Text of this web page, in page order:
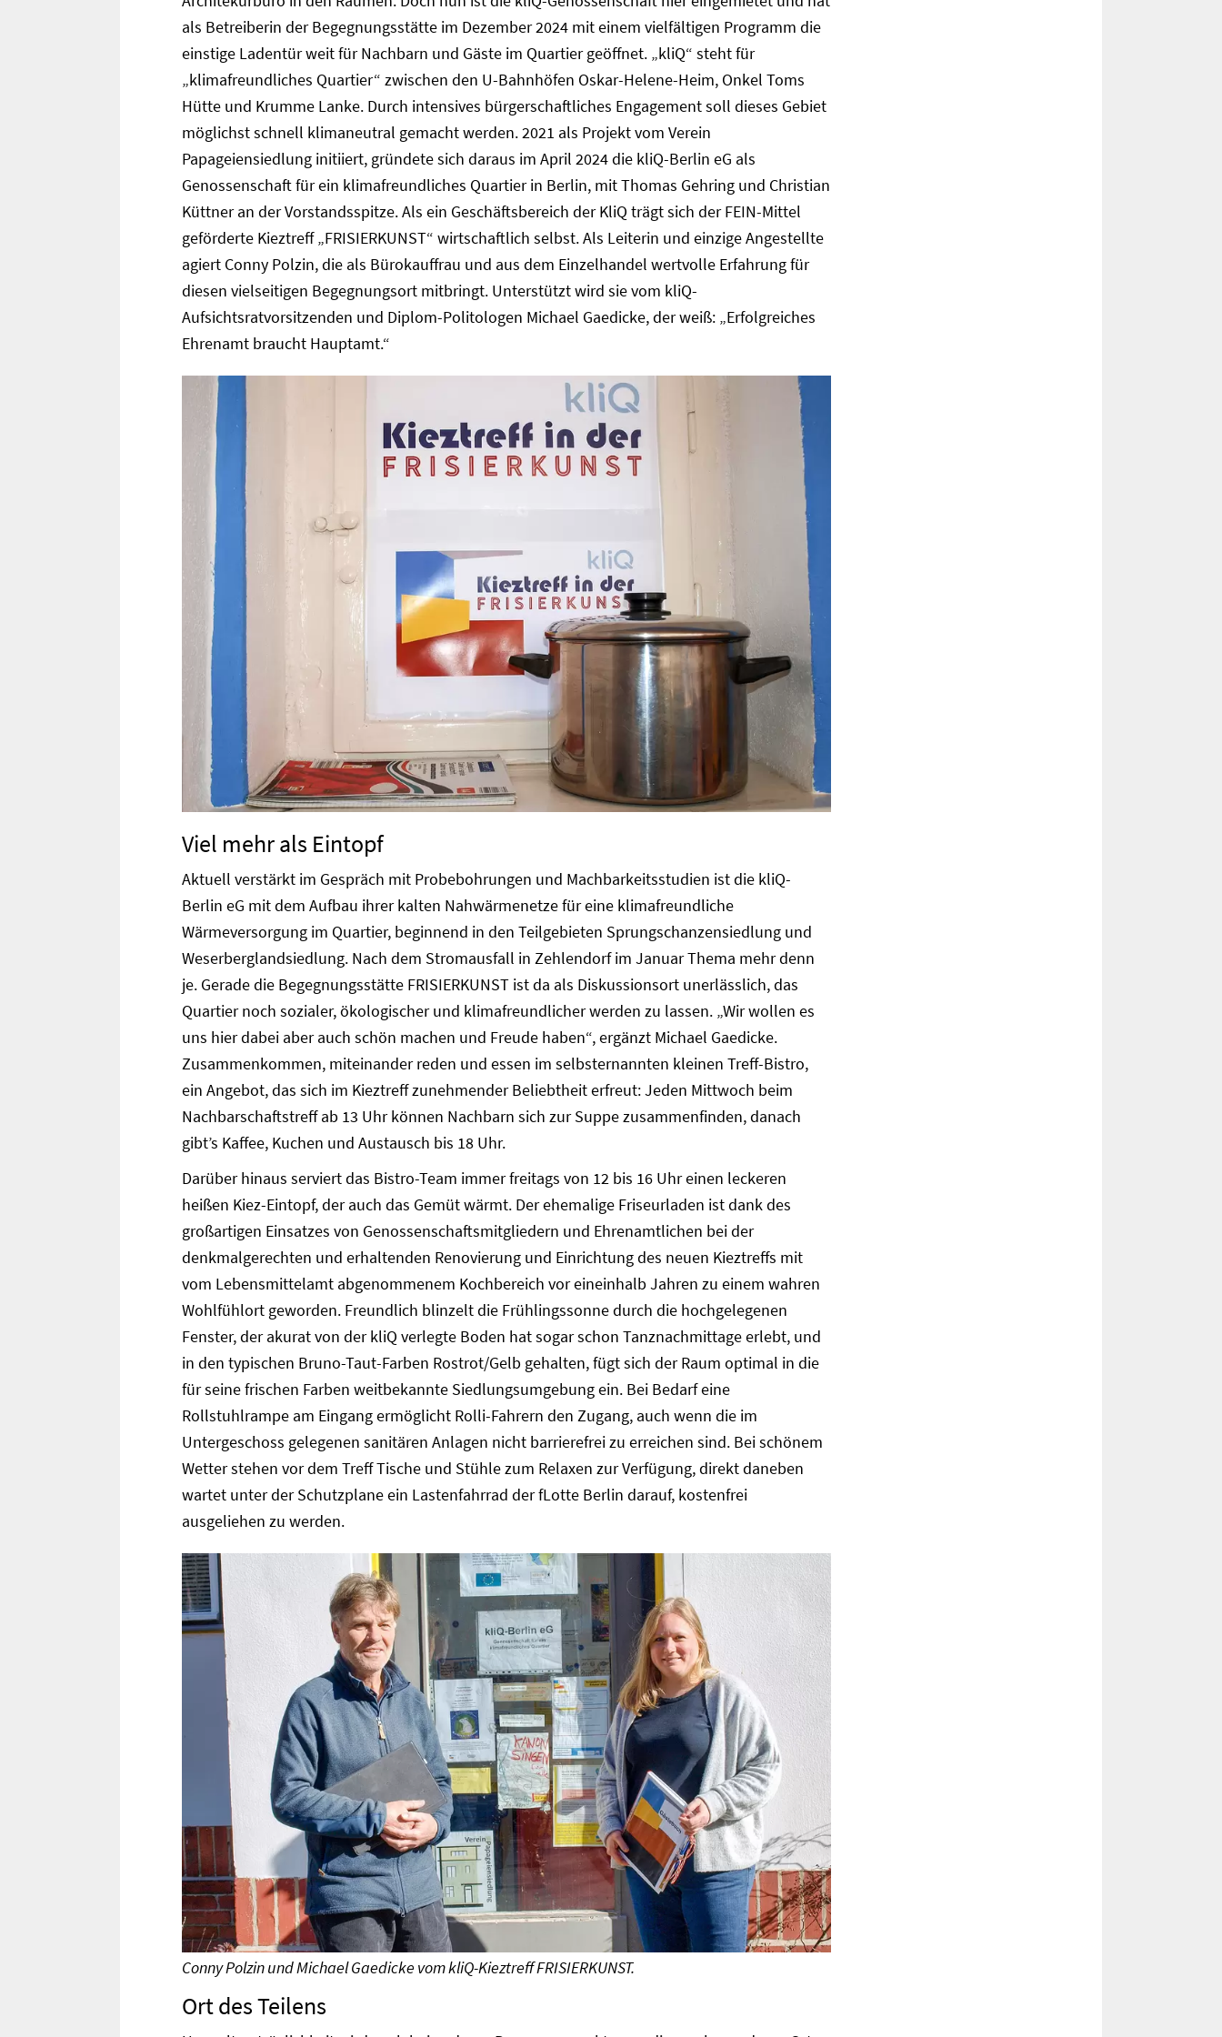
als Betreiberin der Begegnungsstätte im Dezember 2024 mit einem vielfältigen Programm die
einstige Ladentür weit für Nachbarn und Gäste im Quartier geöffnet. „kliQ“ steht für
„klimafreundliches Quartier“ zwischen den U-Bahnhöfen Oskar-Helene-Heim, Onkel Toms
Hütte und Krumme Lanke. Durch intensives bürgerschaftliches Engagement soll dieses Gebiet
möglichst schnell klimaneutral gemacht werden. 2021 als Projekt vom Verein
Papageiensiedlung initiiert, gründete sich daraus im April 2024 die kliQ-Berlin eG als
Genossenschaft für ein klimafreundliches Quartier in Berlin, mit Thomas Gehring und Christian
Küttner an der Vorstandsspitze. Als ein Geschäftsbereich der KliQ trägt sich der FEIN-Mittel
geförderte Kieztreff „FRISIERKUNST“ wirtschaftlich selbst. Als Leiterin und einzige Angestellte
agiert Conny Polzin, die als Bürokauffrau und aus dem Einzelhandel wertvolle Erfahrung für
diesen vielseitigen Begegnungsort mitbringt. Unterstützt wird sie vom kliQ-
Aufsichtsratvorsitzenden und Diplom-Politologen Michael Gaedicke, der weiß: „Erfolgreiches
Ehrenamt braucht Hauptamt.“
Viel mehr als Eintopf
Aktuell verstärkt im Gespräch mit Probebohrungen und Machbarkeitsstudien ist die kliQ-
Berlin eG mit dem Aufbau ihrer kalten Nahwärmenetze für eine klimafreundliche
Wärmeversorgung im Quartier, beginnend in den Teilgebieten Sprungschanzensiedlung und
Weserberglandsiedlung. Nach dem Stromausfall in Zehlendorf im Januar Thema mehr denn
je. Gerade die Begegnungsstätte FRISIERKUNST ist da als Diskussionsort unerlässlich, das
Quartier noch sozialer, ökologischer und klimafreundlicher werden zu lassen. „Wir wollen es
uns hier dabei aber auch schön machen und Freude haben“, ergänzt Michael Gaedicke.
Zusammenkommen, miteinander reden und essen im selbsternannten kleinen Treff-Bistro,
ein Angebot, das sich im Kieztreff zunehmender Beliebtheit erfreut: Jeden Mittwoch beim
Nachbarschaftstreff ab 13 Uhr können Nachbarn sich zur Suppe zusammenfinden, danach
gibt’s Kaffee, Kuchen und Austausch bis 18 Uhr.
Darüber hinaus serviert das Bistro-Team immer freitags von 12 bis 16 Uhr einen leckeren
heißen Kiez-Eintopf, der auch das Gemüt wärmt. Der ehemalige Friseurladen ist dank des
großartigen Einsatzes von Genossenschaftsmitgliedern und Ehrenamtlichen bei der
denkmalgerechten und erhaltenden Renovierung und Einrichtung des neuen Kieztreffs mit
vom Lebensmittelamt abgenommenem Kochbereich vor eineinhalb Jahren zu einem wahren
Wohlfühlort geworden. Freundlich blinzelt die Frühlingssonne durch die hochgelegenen
Fenster, der akurat von der kliQ verlegte Boden hat sogar schon Tanznachmittage erlebt, und
in den typischen Bruno-Taut-Farben Rostrot/Gelb gehalten, fügt sich der Raum optimal in die
für seine frischen Farben weitbekannte Siedlungsumgebung ein. Bei Bedarf eine
Rollstuhlrampe am Eingang ermöglicht Rolli-Fahrern den Zugang, auch wenn die im
Untergeschoss gelegenen sanitären Anlagen nicht barrierefrei zu erreichen sind. Bei schönem
Wetter stehen vor dem Treff Tische und Stühle zum Relaxen zur Verfügung, direkt daneben
wartet unter der Schutzplane ein Lastenfahrrad der fLotte Berlin darauf, kostenfrei
ausgeliehen zu werden.
Conny Polzin und Michael Gaedicke vom kliQ-Kieztreff FRISIERKUNST.
Ort des Teilens